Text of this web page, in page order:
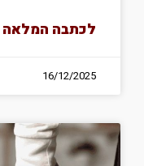
לכתבה המלאה
16/12/2025